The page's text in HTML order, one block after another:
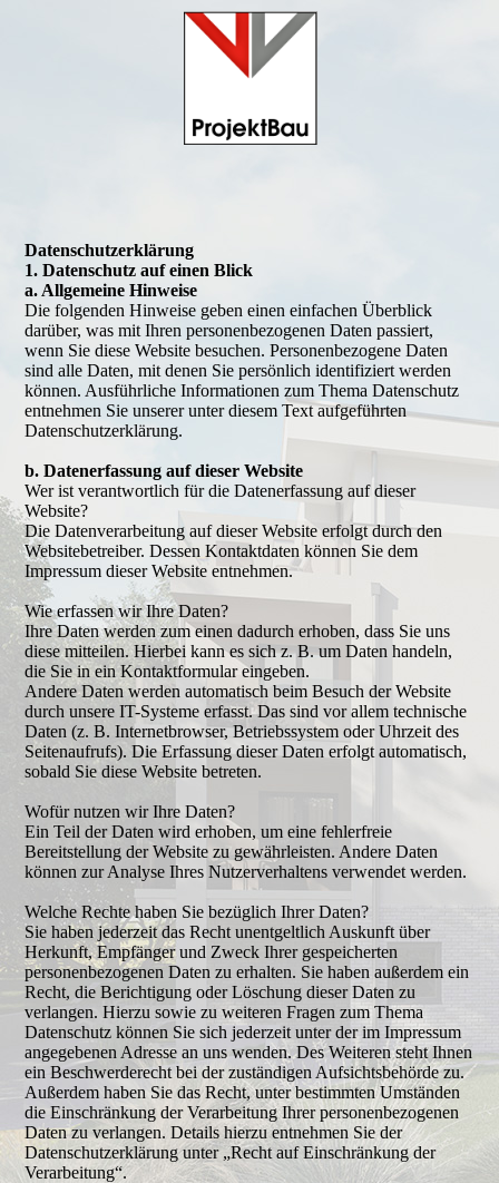
Datenschutz­erklärung
1. Datenschutz auf einen Blick
a. Allgemeine Hinweise
Die folgenden Hinweise geben einen einfachen Überblick
darüber, was mit Ihren personenbezogenen Daten passiert,
wenn Sie diese Website besuchen. Personenbezogene Daten
sind alle Daten, mit denen Sie persönlich identifiziert werden
können. Ausführliche Informationen zum Thema Datenschutz
entnehmen Sie unserer unter diesem Text aufgeführten
Datenschutzerklärung.
b. Datenerfassung auf dieser Website
Wer ist verantwortlich für die Datenerfassung auf dieser
Website?
Die Datenverarbeitung auf dieser Website erfolgt durch den
Websitebetreiber. Dessen Kontaktdaten können Sie dem
Impressum dieser Website entnehmen.
Wie erfassen wir Ihre Daten?
Ihre Daten werden zum einen dadurch erhoben, dass Sie uns
diese mitteilen. Hierbei kann es sich z. B. um Daten handeln,
die Sie in ein Kontaktformular eingeben.
Andere Daten werden automatisch beim Besuch der Website
durch unsere IT-Systeme erfasst. Das sind vor allem technische
Daten (z. B. Internetbrowser, Betriebssystem oder Uhrzeit des
Seitenaufrufs). Die Erfassung dieser Daten erfolgt automatisch,
sobald Sie diese Website betreten.
Wofür nutzen wir Ihre Daten?
Ein Teil der Daten wird erhoben, um eine fehlerfreie
Bereitstellung der Website zu gewährleisten. Andere Daten
können zur Analyse Ihres Nutzerverhaltens verwendet werden.
Welche Rechte haben Sie bezüglich Ihrer Daten?
Sie haben jederzeit das Recht unentgeltlich Auskunft über
Herkunft, Empfänger und Zweck Ihrer gespeicherten
personenbezogenen Daten zu erhalten. Sie haben außerdem ein
Recht, die Berichtigung oder Löschung dieser Daten zu
verlangen. Hierzu sowie zu weiteren Fragen zum Thema
Datenschutz können Sie sich jederzeit unter der im Impressum
angegebenen Adresse an uns wenden. Des Weiteren steht Ihnen
ein Beschwerderecht bei der zuständigen Aufsichtsbehörde zu.
Außerdem haben Sie das Recht, unter bestimmten Umständen
die Einschränkung der Verarbeitung Ihrer personenbezogenen
Daten zu verlangen. Details hierzu entnehmen Sie der
Datenschutzerklärung unter „Recht auf Einschränkung der
Verarbeitung“.